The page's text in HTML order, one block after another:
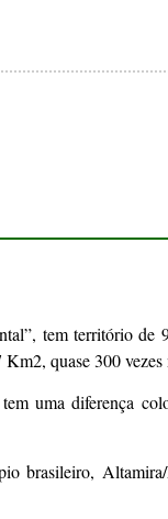
tem território de
quase 300 vezes
uma diferença
brasileiro,